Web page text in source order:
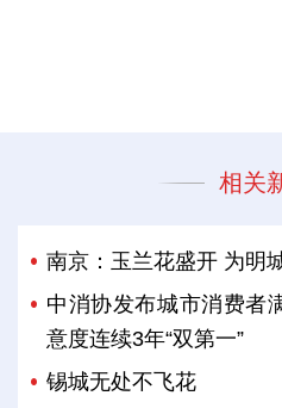
相关
南京：玉兰花盛开 为明
中消协发布城市消费者
意度连续3年“双第一”
锡城无处不飞花